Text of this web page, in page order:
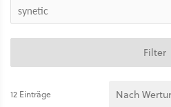
Filter
12 Einträge